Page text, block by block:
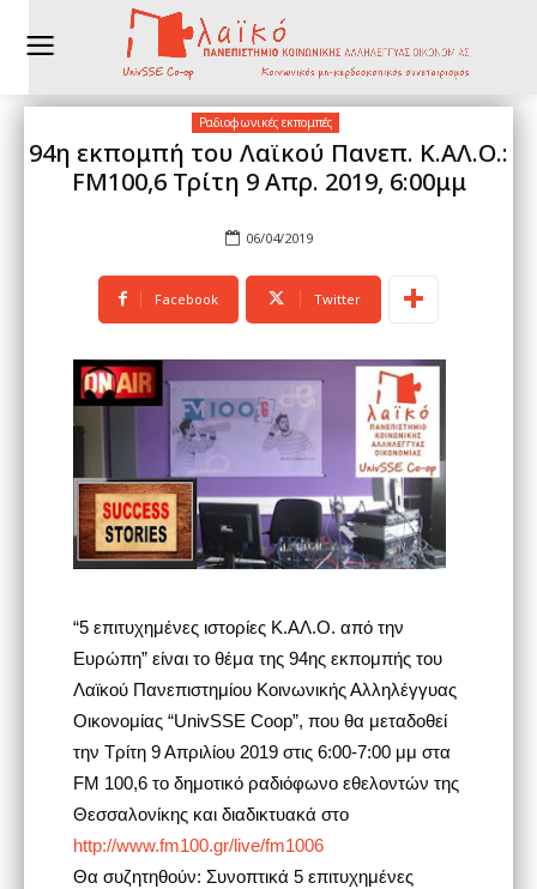
Ραδιοφωνικές εκπομπές
94η εκπομπή του Λαϊκού Πανεπ. Κ.ΑΛ.Ο.:
FM100,6 Τρίτη 9 Απρ. 2019, 6:00μμ
06/04/2019
Facebook Twitter
“5 επιτυχημένες ιστορίες Κ.ΑΛ.Ο. από την
Ευρώπη” είναι το θέμα της 94ης εκπομπής του
Λαϊκού Πανεπιστημίου Κοινωνικής Αλληλέγγυας
Οικονομίας “UnivSSE Coop”, που θα μεταδοθεί
την Τρίτη 9 Απριλίου 2019 στις 6:00-7:00 μμ στα
FM 100,6 το δημοτικό ραδιόφωνο εθελοντών της
Θεσσαλονίκης και διαδικτυακά στο
http://www.fm100.gr/live/fm1006
Θα συζητηθούν: Συνοπτικά 5 επιτυχημένες